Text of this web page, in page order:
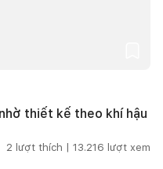
thiết kế theo khí hậu
2 lượt thích | 13.216 lượt xem